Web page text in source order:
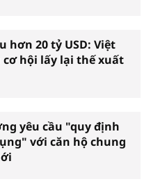
hơn 20 tỷ USD: Việt
cơ hội lấy lại thế xuất
yêu cầu "quy định
với căn hộ chung